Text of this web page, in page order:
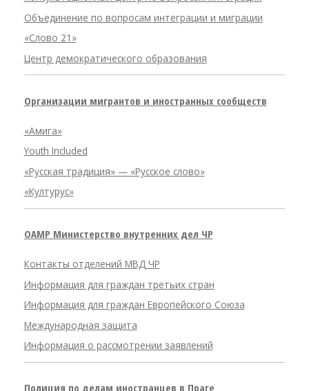
Объединение по вопросам интеграции и миграции
«Слово 21»
Центр демократического образования
Организации мигрантов и иностранных сообществ
«Амига»
Youth Included
«Русская традиция» — «Русское слово»
«Културус»
OAMP Министерство внутренних дел ЧР
Контакты отделений МВД ЧР
Информация для граждан третьих стран
Информация для граждан Европейского Союза
Международная защита
Информация о рассмотрении заявлений
Полиция по делам иностранцев в Праге